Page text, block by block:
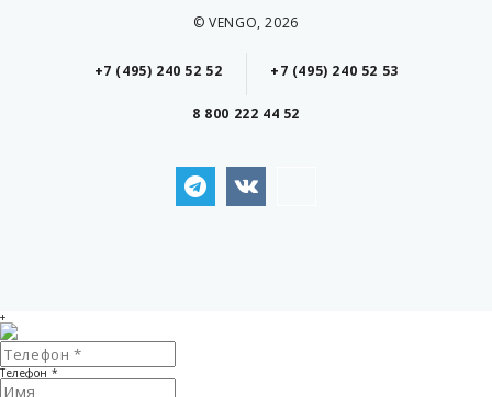
© VENGO, 2026
+7 (495) 240 52 52 +7 (495) 240 52 53
8 800 222 44 52
+
Телефон *